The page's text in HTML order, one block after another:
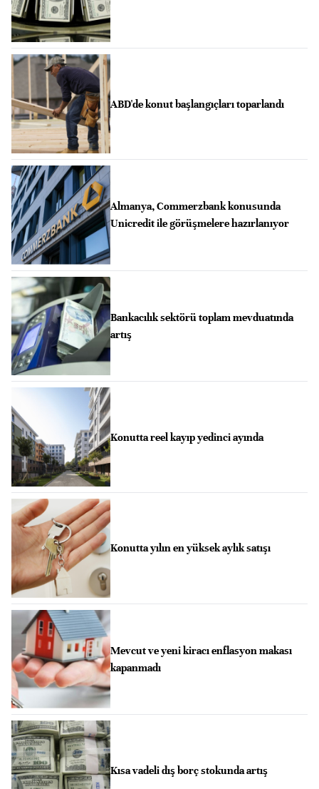
ABD'de konut başlangıçları toparlandı
Almanya, Commerzbank konusunda
Unicredit ile görüşmelere hazırlanıyor
Bankacılık sektörü toplam mevduatında
artış
Konutta reel kayıp yedinci ayında
Konutta yılın en yüksek aylık satışı
Mevcut ve yeni kiracı enflasyon makası
kapanmadı
Kısa vadeli dış borç stokunda artış